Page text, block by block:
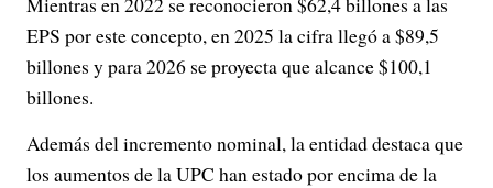
EPS por este concepto, en 2025 la cifra llegó a $89,5
billones y para 2026 se proyecta que alcance $100,1
billones.
Además del incremento nominal, la entidad destaca que
los aumentos de la UPC han estado por encima de la